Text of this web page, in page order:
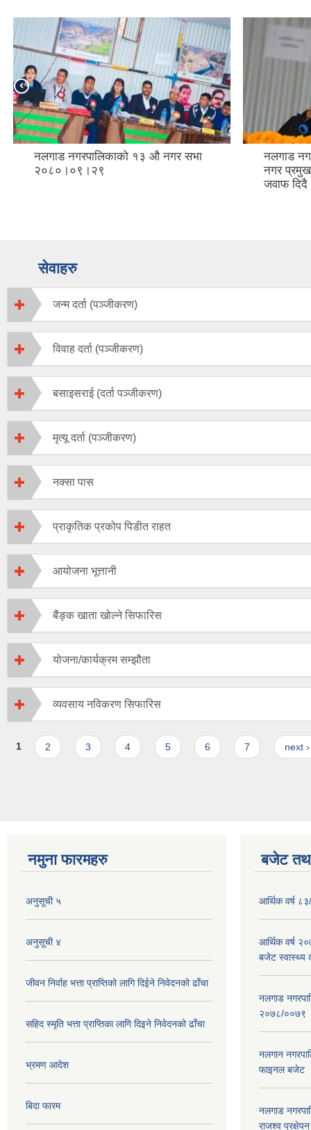
नलगाड नगरपालिकाको १३ औ नगर सभा
२०८०।०९।२९
नलगाड
नगर प्रमुख
जवाफ दिदै
सेवाहरु
जन्म दर्ता (पञ्जीकरण)
विवाह दर्ता (पञ्जीकरण)
बसाइसराई (दर्ता पञ्जीकरण)
मृत्यू दर्ता (पञ्जीकरण)
नक्सा पास
प्राकृतिक प्रकोप पिडीत राहत
आयोजना भूत्तानी
बैंङ्क खाता खोल्ने सिफारिस
योजना/कार्यक्रम सम्झौता
व्यवसाय नविकरण सिफारिस
Pages
1 2 3 4 5 6 7 next ›
नमुना फारमहरु
अनुसूची ५
अनुसूची ४
जीवन निर्वाह भत्ता प्राप्तिको लागि दिईने निवेदनको ढाँचा
सहिद स्मृति भत्ता प्राप्तिका लागि दिइने निवेदनको ढाँचा
भ्रमण आदेश
बिदा फारम
बजेट
आर्थिक वर्ष
आर्थिक वर्ष
बजेट स्वास्थ्य
नलगाड
२०७८/००७९
नलगान
फाइनल बजेट
नलगाड
राजश्व